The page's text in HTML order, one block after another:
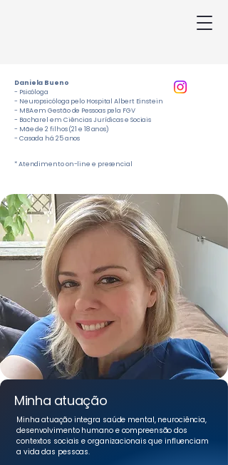
Daniela Bueno
- Psicóloga
- Neuropsicóloga pelo Hospital Albert Einstein
- MBA em Gestão de Pessoas pela FGV
- Bacharel em Ciências Jurídicas e Sociais
- Mãe de 2 filhos (21 e 18 anos)
- Casada há 25 anos
* Atendimento on-line e presencial
Minha atuação
Minha atuação integra saúde mental, neurociência,
desenvolvimento humano e compreensão dos
contextos sociais e organizacionais que influenciam
a vida das pessoas.